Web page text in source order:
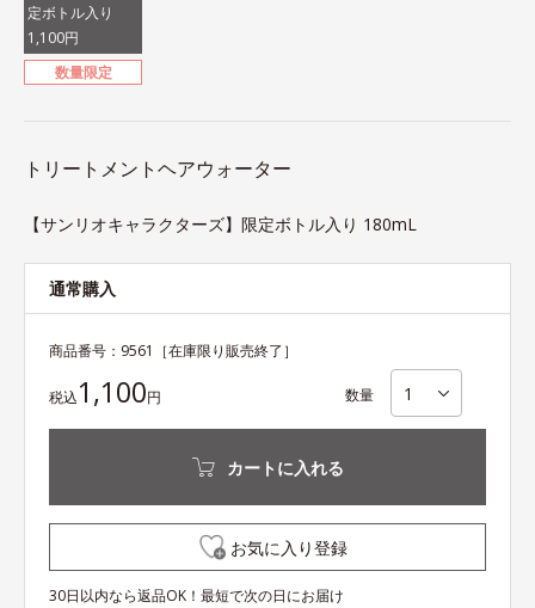
定ボトル入り
1,100円
数量限定
トリートメントヘアウォーター
【サンリオキャラクターズ】限定ボトル入り 180mL
通常購入
商品番号： 9561 ［在庫限り販売終了］
税込1,100円 数量
カートに入れる
お気に入り登録
30日以内なら返品OK！最短で次の日にお届け